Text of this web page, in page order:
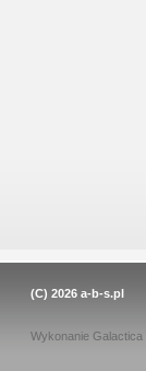
(C) 2026 a-b-s.pl
Wykonanie Galactica